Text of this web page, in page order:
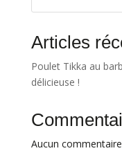
Articles
Poulet Tikka au
délicieuse !
Aucun